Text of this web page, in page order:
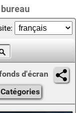
d'écran